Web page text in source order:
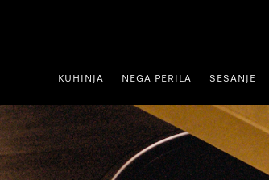
KUHINJA NEGA PERILA SESANJE